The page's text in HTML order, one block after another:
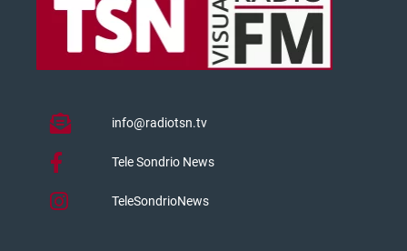
info@radiotsn.tv
Tele Sondrio News
TeleSondrioNews